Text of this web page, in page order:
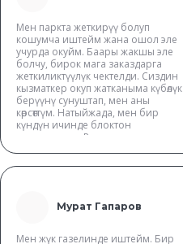
Мен паркта жеткирүү болуп
кошумча иштейм жана ошол эле
учурда окуйм. Баары жакшы эле
болчу, бирок мага заказдарга
жеткиликтүүлүк чектелди. Сиздин
кызматкер окуп жатканыма күбөлүк
берүүнү сунуштап, мен аны
көрсөттүм. Натыйжада, мен бир
күндүн ичинде блоктон
чыгарылдым. Рахмат
Мен жүк газелинде иштейм. Бир
Мурат Гапаров